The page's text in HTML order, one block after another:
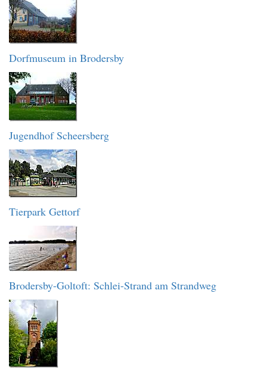
Dorfmuseum in Brodersby
Jugendhof Scheersberg
Tierpark Gettorf
Brodersby-Goltoft: Schlei-Strand am Strandweg